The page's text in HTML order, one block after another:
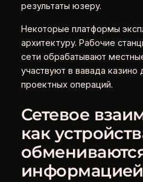
результаты юзеру.
Некоторые платформы
архитектуру. Рабочие
сети обрабатывают
участвуют в вавада
проектных операций.
Сетевое
как